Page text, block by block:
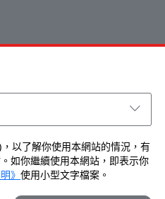
以了解你使用本網站的情況，有
如你繼續使用本網站，即表示你
》 使用小型文字檔案。
All Rights